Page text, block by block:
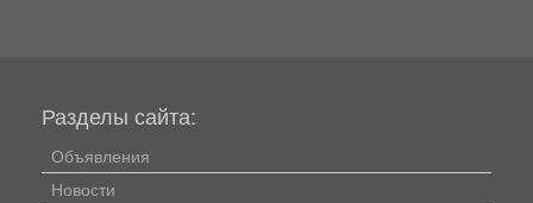
Разделы сайта:
Объявления
Новости